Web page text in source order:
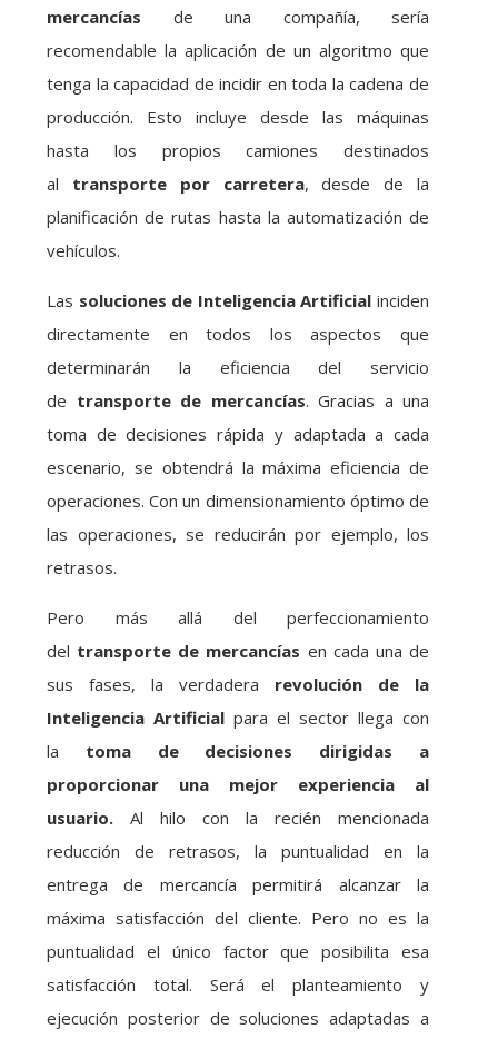
mercancías de una compañía, sería
recomendable la aplicación de un algoritmo que
tenga la capacidad de incidir en toda la cadena de
producción. Esto incluye desde las máquinas
hasta los propios camiones destinados
al transporte por carretera, desde de la
planificación de rutas hasta la automatización de
vehículos.
Las soluciones de Inteligencia Artificial inciden
directamente en todos los aspectos que
determinarán la eficiencia del servicio
de transporte de mercancías. Gracias a una
toma de decisiones rápida y adaptada a cada
escenario, se obtendrá la máxima eficiencia de
operaciones. Con un dimensionamiento óptimo de
las operaciones, se reducirán por ejemplo, los
retrasos.
Pero más allá del perfeccionamiento
del transporte de mercancías en cada una de
sus fases, la verdadera revolución de la
Inteligencia Artificial para el sector llega con
la toma de decisiones dirigidas a
proporcionar una mejor experiencia al
usuario. Al hilo con la recién mencionada
reducción de retrasos, la puntualidad en la
entrega de mercancía permitirá alcanzar la
máxima satisfacción del cliente. Pero no es la
puntualidad el único factor que posibilita esa
satisfacción total. Será el planteamiento y
ejecución posterior de soluciones adaptadas a